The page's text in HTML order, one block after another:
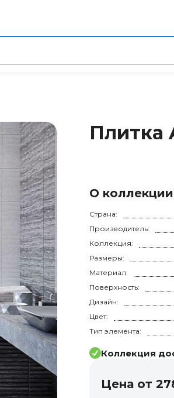
Плитка
О коллекции
Страна:
Производитель:
Коллекция:
Размеры:
Материал:
Поверхность:
Дизайн:
Цвет:
Тип элемента:
Коллекция
Цена от